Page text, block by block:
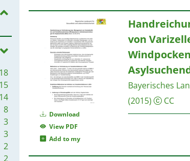
18
15
14
8
3
3
2
2
Download
View PDF
Add to my
von
Bayerisches
(2015)
CC